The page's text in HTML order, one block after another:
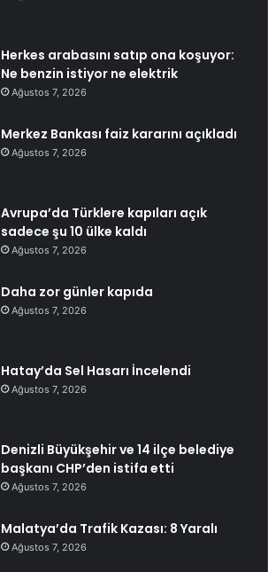
Herkes arabasını satıp ona koşuyor:
Ne benzin istiyor ne elektrik
Ağustos 7, 2026
Merkez Bankası faiz kararını açıkladı
Ağustos 7, 2026
Avrupa’da Türklere kapıları açık
sadece şu 10 ülke kaldı
Ağustos 7, 2026
Daha zor günler kapıda
Ağustos 7, 2026
Hatay’da Sel Hasarı İncelendi
Ağustos 7, 2026
Denizli Büyükşehir ve 14 ilçe belediye
başkanı CHP’den istifa etti
Ağustos 7, 2026
Malatya’da Trafik Kazası: 8 Yaralı
Ağustos 7, 2026